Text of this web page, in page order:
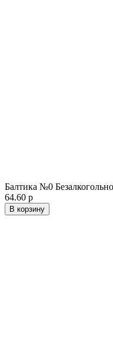
Балтика №0
64.60 р
В корзину